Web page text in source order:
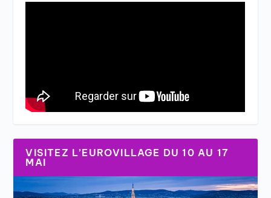
VISITEZ L’EUROVILLAGE DU 10 AU 17
MAI